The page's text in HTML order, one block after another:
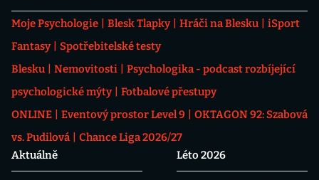
Moje Psychologie Blesk Tlapky Hráči na Blesku
iSport
Fantasy
Spotřebitelské testy
Blesku
Nemovitosti
Psychologika - podcast rozbíjející
psychologické mýty
Fotbalové přestupy
ONLINE
Eventový prostor Level 9
OKTAGON 92: Szabová
vs. Pudilová
Chance Liga 2026/27
Aktuálně
Léto 2026